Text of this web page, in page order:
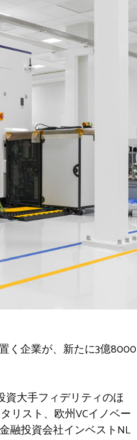
く企業が、新たに3億8000
大手フィデリティのほ
リスト、欧州VCイノベー
融投資会社インベストNL